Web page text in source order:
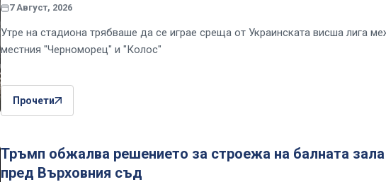
7 Август, 2026
Утре на стадиона трябваше да се играе среща от Украинската висша лига
местния "Черноморец" и "Колос"
Прочети
Тръмп обжалва решението за строежа на балната зала
пред Върховния съд